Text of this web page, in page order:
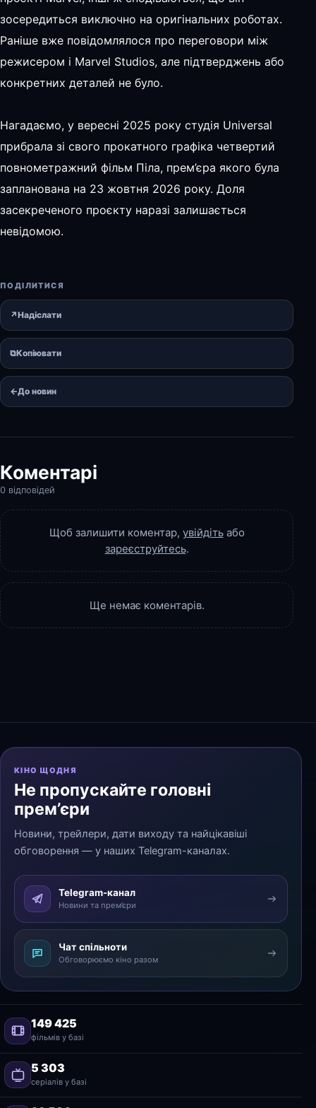
зосередиться виключно на оригінальних роботах.
Раніше вже повідомлялося про переговори між
режисером і Marvel Studios, але підтверджень або
конкретних деталей не було.
Нагадаємо, у вересні 2025 року студія Universal
прибрала зі свого прокатного графіка четвертий
повнометражний фільм Піла, прем’єра якого була
запланована на 23 жовтня 2026 року. Доля
засекреченого проєкту наразі залишається
невідомою.
ПОДІЛИТИСЯ
↗Надіслати
⧉Копіювати
←До новин
Коментарі
0 відповідей
Щоб залишити коментар, увійдітьабо
зареєструйтесь.
Ще немає коментарів.
КІНО ЩОДНЯ
Не пропускайте головні
прем’єри
Новини, трейлери, дати виходу та найцікавіші
обговорення — у наших Telegram-каналах.
Telegram-канал
Новини та прем’єри
Чат спільноти
Обговорюємо кіно разом
149 425
фільмів у базі
5 303
серіалів у базі